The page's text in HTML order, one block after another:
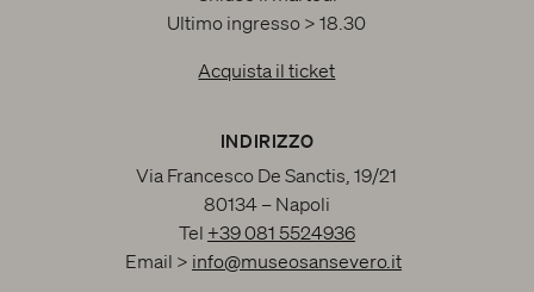
Ultimo ingresso > 18.30
Acquista il ticket
INDIRIZZO
Via Francesco De Sanctis, 19/21
80134 – Napoli
Tel +39 081 5524936
Email > info@museosansevero.it